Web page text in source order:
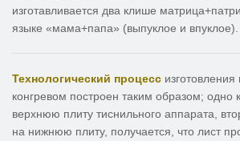
изготавливается два клише
языке «мама+папа» (выпуклое и впуклое).
Технологический процесс
конгревом построен таким образом; одно
верхнюю плиту тиснильного аппарата,
на нижнюю плиту, получается, что лист